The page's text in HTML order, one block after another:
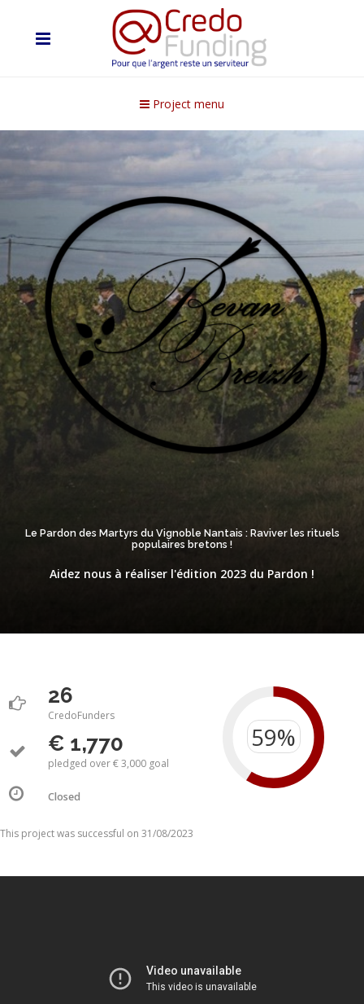
Project menu
Le Pardon des Martyrs du Vignoble Nantais : Raviver les rituels
populaires bretons !
Aidez nous à réaliser l'édition 2023 du Pardon !
26
CredoFunders
€ 1,770
pledged over € 3,000 goal
Closed
This project was successful on 31/08/2023